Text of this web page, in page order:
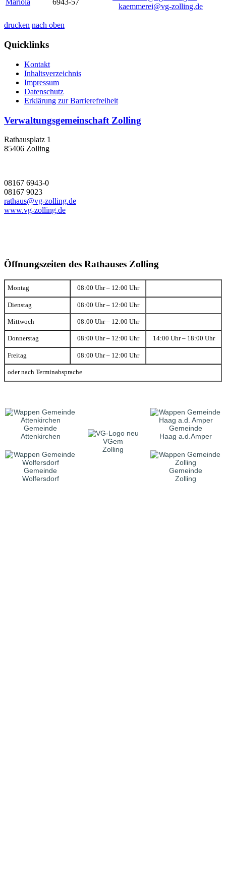
Mariola
6943-57
kaemmerei@vg-zolling.de
drucken nach oben
Quicklinks
Kontakt
Inhaltsverzeichnis
Impressum
Datenschutz
Erklärung zur Barrierefreiheit
Verwaltungsgemeinschaft Zolling
Rathausplatz 1
85406 Zolling
08167 6943-0
08167 9023
rathaus@vg-zolling.de
www.vg-zolling.de
Öffnungszeiten des Rathauses Zolling
Montag 08:00 Uhr – 12:00 Uhr
Dienstag 08:00 Uhr – 12:00 Uhr
Mittwoch 08:00 Uhr – 12:00 Uhr
Donnerstag 08:00 Uhr – 12:00 Uhr 14:00 Uhr – 18:00 Uhr
Freitag 08:00 Uhr – 12:00 Uhr
oder nach Terminabsprache
Gemeinde
Attenkirchen
VGem
Zolling
Gemeinde
Haag a.d.Amper
Gemeinde
Wolfersdorf
Gemeinde
Zolling